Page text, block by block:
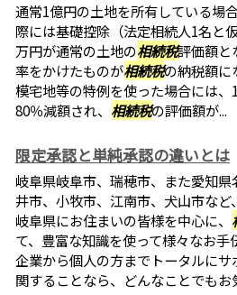
通常1億円の土地を所有している場
際には基礎控除（法定相続人1名と
万円が通常の土地の相続税評価額と
率をかけたものが相続税の納税額に
模宅地等の特例を使った場合には
80％減額され、 相続税の評価額が...
限定承認と単純承認の違いとは
岐阜県岐阜市、瑞穂市、また愛知
井市、小牧市、江南市、犬山市など
岐阜県にお住まいの皆様を中心に、
て、豊富な知識を使って様々なお手
企業から個人の方までトータルにサ
関することなら、どんなことでもお